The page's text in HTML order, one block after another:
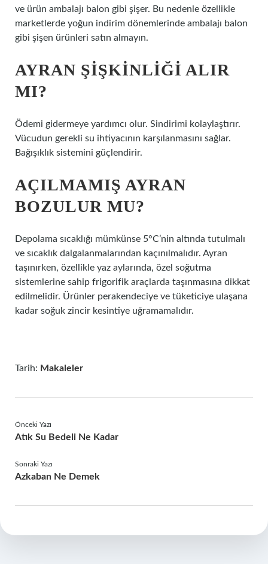
ve ürün ambalajı balon gibi şişer. Bu nedenle özellikle
marketlerde yoğun indirim dönemlerinde ambalajı balon
gibi şişen ürünleri satın almayın.
AYRAN ŞIŞKINLIĞI ALIR
MI?
Ödemi gidermeye yardımcı olur. Sindirimi kolaylaştırır.
Vücudun gerekli su ihtiyacının karşılanmasını sağlar.
Bağışıklık sistemini güçlendirir.
AÇILMAMIŞ AYRAN
BOZULUR MU?
Depolama sıcaklığı mümkünse 5°C’nin altında tutulmalı
ve sıcaklık dalgalanmalarından kaçınılmalıdır. Ayran
taşınırken, özellikle yaz aylarında, özel soğutma
sistemlerine sahip frigorifik araçlarda taşınmasına dikkat
edilmelidir. Ürünler perakendeciye ve tüketiciye ulaşana
kadar soğuk zincir kesintiye uğramamalıdır.
Tarih: Makaleler
Önceki Yazı
Atık Su Bedeli Ne Kadar
Sonraki Yazı
Azkaban Ne Demek